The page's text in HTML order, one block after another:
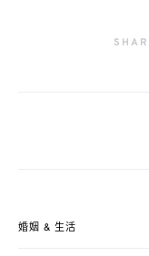
婚姻 & 生活